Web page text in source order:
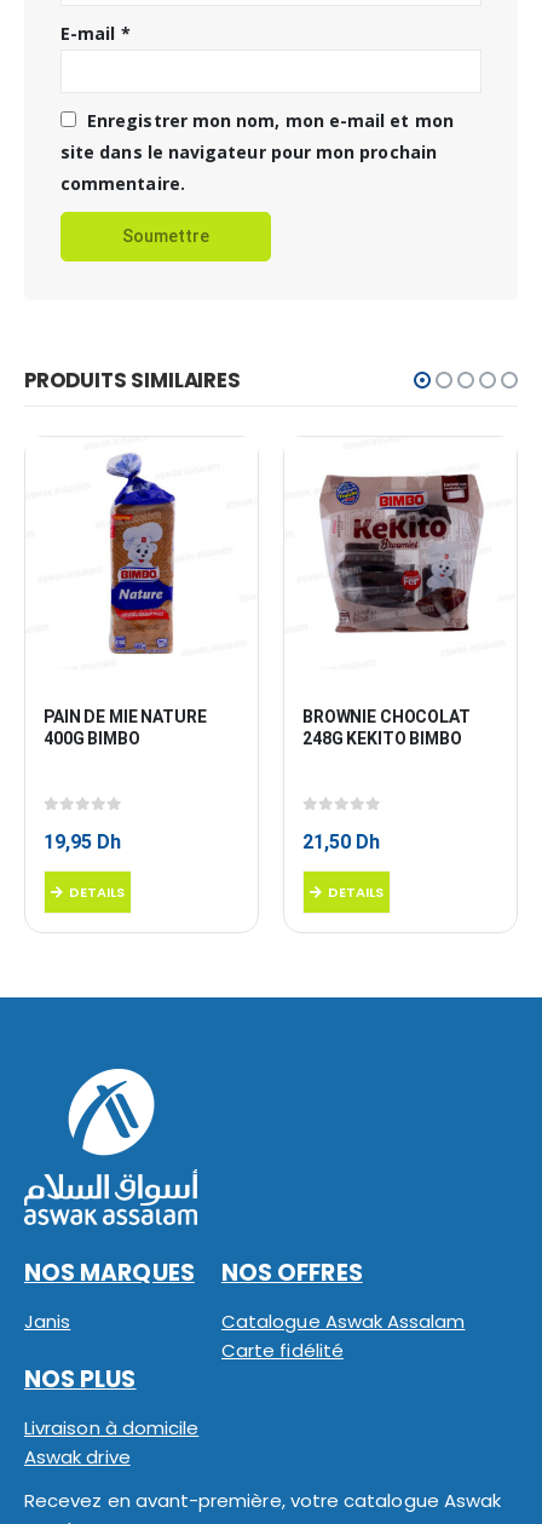
E-mail *
Enregistrer mon nom, mon e-mail et mon
site dans le navigateur pour mon prochain
commentaire.
PRODUITS SIMILAIRES
PAIN DE MIE NATURE
400G BIMBO
19,95 Dh
DETAILS
BROWNIE CHOCOLAT
248G KEKITO BIMBO
21,50 Dh
DETAILS
NOS MARQUES
Janis
NOS OFFRES
Catalogue Aswak Assalam
Carte fidélité
NOS PLUS
Livraison à domicile
Aswak drive
Recevez en avant-première, votre catalogue Aswak